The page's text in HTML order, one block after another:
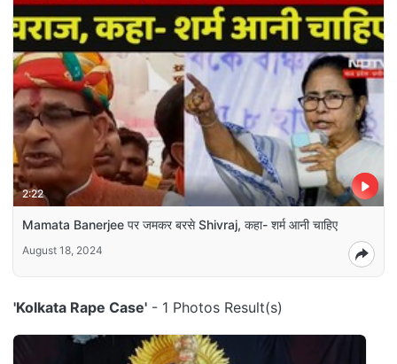
2:22
Mamata Banerjee पर जमकर बरसे Shivraj, कहा- शर्म आनी चाहिए
August 18, 2024
'Kolkata Rape Case' - 1 Photos Result(s)